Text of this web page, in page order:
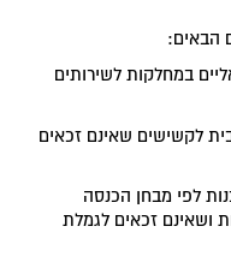
הבאים:
במחלקות לשירותים
לקשישים שאינם זכאים
לפי מבחן הכנסה
ושאינם זכאים לגמלת